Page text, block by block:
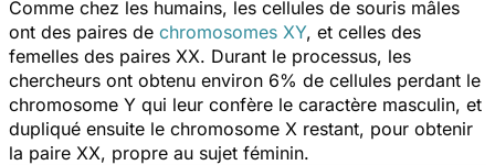
Comme chez les humains, les cellules de souris mâles
ont des paires de chromosomes XY, et celles des
femelles des paires XX. Durant le processus, les
chercheurs ont obtenu environ 6% de cellules perdant le
chromosome Y qui leur confère le caractère masculin, et
dupliqué ensuite le chromosome X restant, pour obtenir
la paire XX, propre au sujet féminin.